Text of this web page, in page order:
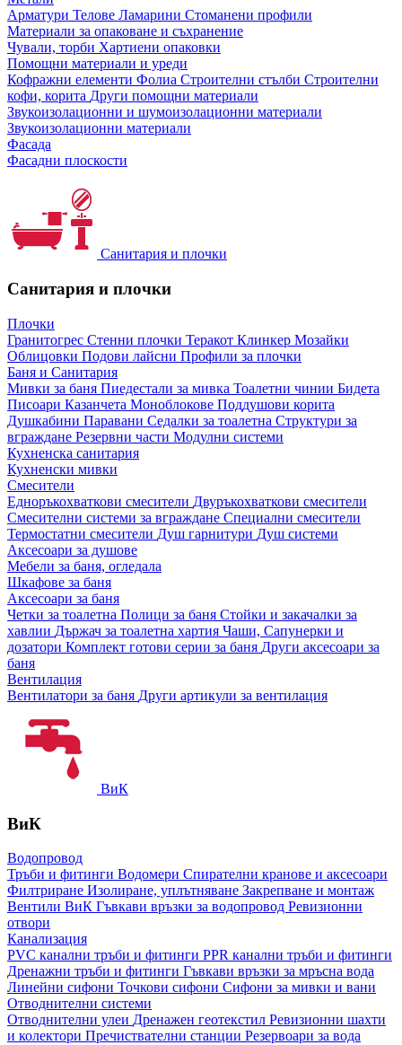
Арматури Телове Ламарини Стоманени профили
Материали за опаковане и съхранение
Чували, торби Хартиени опаковки
Помощни материали и уреди
Кофражни елементи Фолиа Строителни стълби Строителни
кофи, корита Други помощни материали
Звукоизолационни и шумоизолационни материали
Звукоизолационни материали
Фасада
Фасадни плоскости
Санитария и плочки
Санитария и плочки
Плочки
Гранитогрес Стенни плочки Теракот Клинкер Мозайки
Облицовки Подови лайсни Профили за плочки
Баня и Санитария
Мивки за баня Пиедестали за мивка Тоалетни чинии Бидета
Писоари Казанчета Моноблокове Поддушови корита
Душкабини Паравани Седалки за тоалетна Структури за
вграждане Резервни части Модулни системи
Кухненска санитария
Кухненски мивки
Смесители
Едноръкохваткови смесители Двуръкохваткови смесители
Смесителни системи за вграждане Специални смесители
Термостатни смесители Душ гарнитури Душ системи
Аксесоари за душове
Мебели за баня, огледала
Шкафове за баня
Аксесоари за баня
Четки за тоалетна Полици за баня Стойки и закачалки за
хавлии Държач за тоалетна хартия Чаши, Сапунерки и
дозатори Комплект готови серии за баня Други аксесоари за
баня
Вентилация
Вентилатори за баня Други артикули за вентилация
ВиК
ВиК
Водопровод
Тръби и фитинги Водомери Спирателни кранове и аксесоари
Филтриране Изолиране, уплътняване Закрепване и монтаж
Вентили ВиК Гъвкави връзки за водопровод Ревизионни
отвори
Канализация
PVC канални тръби и фитинги PPR канални тръби и фитинги
Дренажни тръби и фитинги Гъвкави връзки за мръсна вода
Линейни сифони Точкови сифони Сифони за мивки и вани
Отводнителни системи
Отводнителни улеи Дренажен геотекстил Ревизионни шахти
и колектори Пречиствателни станции Резервоари за вода